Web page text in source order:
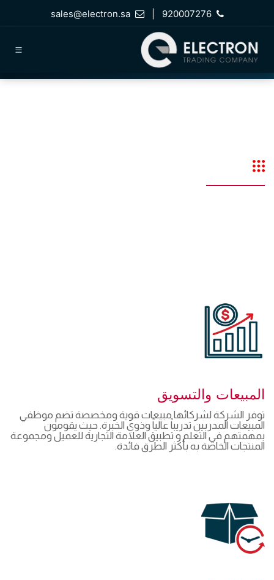
تخطي للذهاب إلى المحتوى
920007276
sales@electron.sa
المبيعات والتسويق
توفر الشركة لشركائها مبيعات قوية ومخصصة تضم موظفي
المبيعات المدربين تدريباً عالياً وذوي الخبرة. حيث يقومون
بمهمتهم في التعلم و تطبيق العلامة التجارية للعميل ومجموعة
المنتجات الخاصة به بأكثر الطرق فائدة.